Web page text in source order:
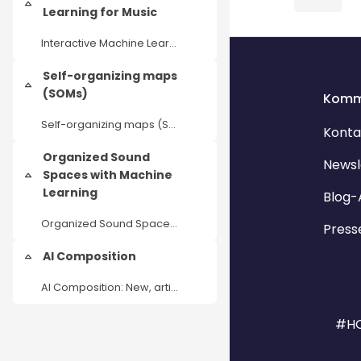
Einklappen
Learning for Music
Interactive Machine Learning for Music
Einklappen
Self-organizing maps
(SOMs)
Self-organizing maps (SOMs) as an AI tool for music analysis and production
Einklappen
Organized Sound
Spaces with Machine
Learning
Organized Sound Spaces with Machine Learning
Einklappen
AI Composition
AI Composition: New, artistic workflows in dealing with generative audio tools